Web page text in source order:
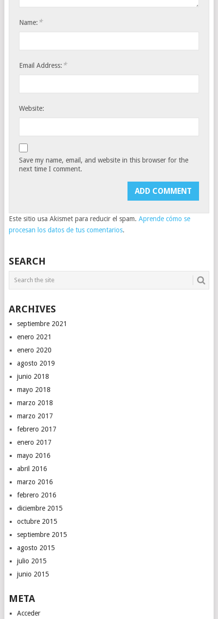
Name: *
Email Address: *
Website:
Save my name, email, and website in this browser for the
next time I comment.
Este sitio usa Akismet para reducir el spam. Aprende cómo se
procesan los datos de tus comentarios.
SEARCH
ARCHIVES
septiembre 2021
enero 2021
enero 2020
agosto 2019
junio 2018
mayo 2018
marzo 2018
marzo 2017
febrero 2017
enero 2017
mayo 2016
abril 2016
marzo 2016
febrero 2016
diciembre 2015
octubre 2015
septiembre 2015
agosto 2015
julio 2015
junio 2015
META
Acceder